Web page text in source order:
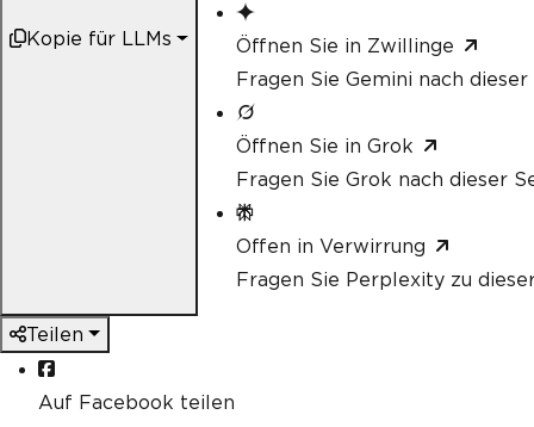
Kopie für LLMs
Öffnen Sie in Zwillinge
Fragen Sie Gemini nach
Öffnen Sie in Grok
Fragen Sie Grok nach dieser
Offen in Verwirrung
Fragen Sie Perplexity zu
Teilen
Auf Facebook teilen